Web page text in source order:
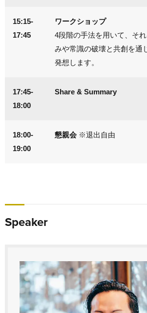
15:15-
17:45
ワークショップ
4段階の手法を用いて、そ
みや常識の破壊と共創を通
発想します。
17:45-
18:00
Share & Summary
18:00-
19:00
懇親会 ※退出自由
Speaker